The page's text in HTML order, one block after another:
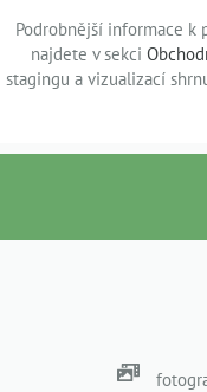
Podrobnější informace k
najdete v sekci
stagingu a vizualizací